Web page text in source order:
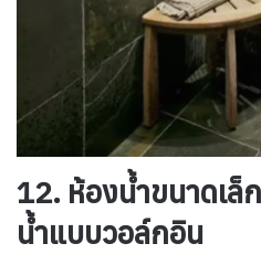
12. ห้องน้ำขนาดเ
น้ำแบบวอล์กอิน